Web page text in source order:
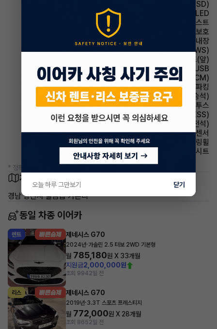
주행안전 후측방경보시스템(BSD)
헤드램프 LED
헤드램프 하이빔 어시스트
에어백 무릎보호
룸미러 하이패스 내장
주행안전 차선이탈경보(LDWS)
시트 열선시트(앞)
유무선단자 USB
룸미러 전자식 룸미러(ECM)
파킹 전자식 파킹
시트 전동시트(동승석)
유무선단자 블루투스
주행안전 급제동경보시스템(ESS)
시트 전동시트(운전석)
주차보조 후방감지센서
스티어링휠 속도감응식 스티어링휠
시트 가죽시트
* 정확한 정보는 판매자와 반드시 확인하시기 바랍니다.
차량 위치
경남 양산시 물금읍 가촌리
동일 차종 이어카
렌트 제네시스 G70
2024년·가솔린 2.5 터보 2WD 기본형
월 785,180원 X 33개월
지원금2,000,000원
조회 9942일 전
리스 제네시스 G70
2019년·3.3T 스포츠 프레스티지
월 772,000원 X 28개월
조회 8652일 전
오늘 하루 그만보기 닫기